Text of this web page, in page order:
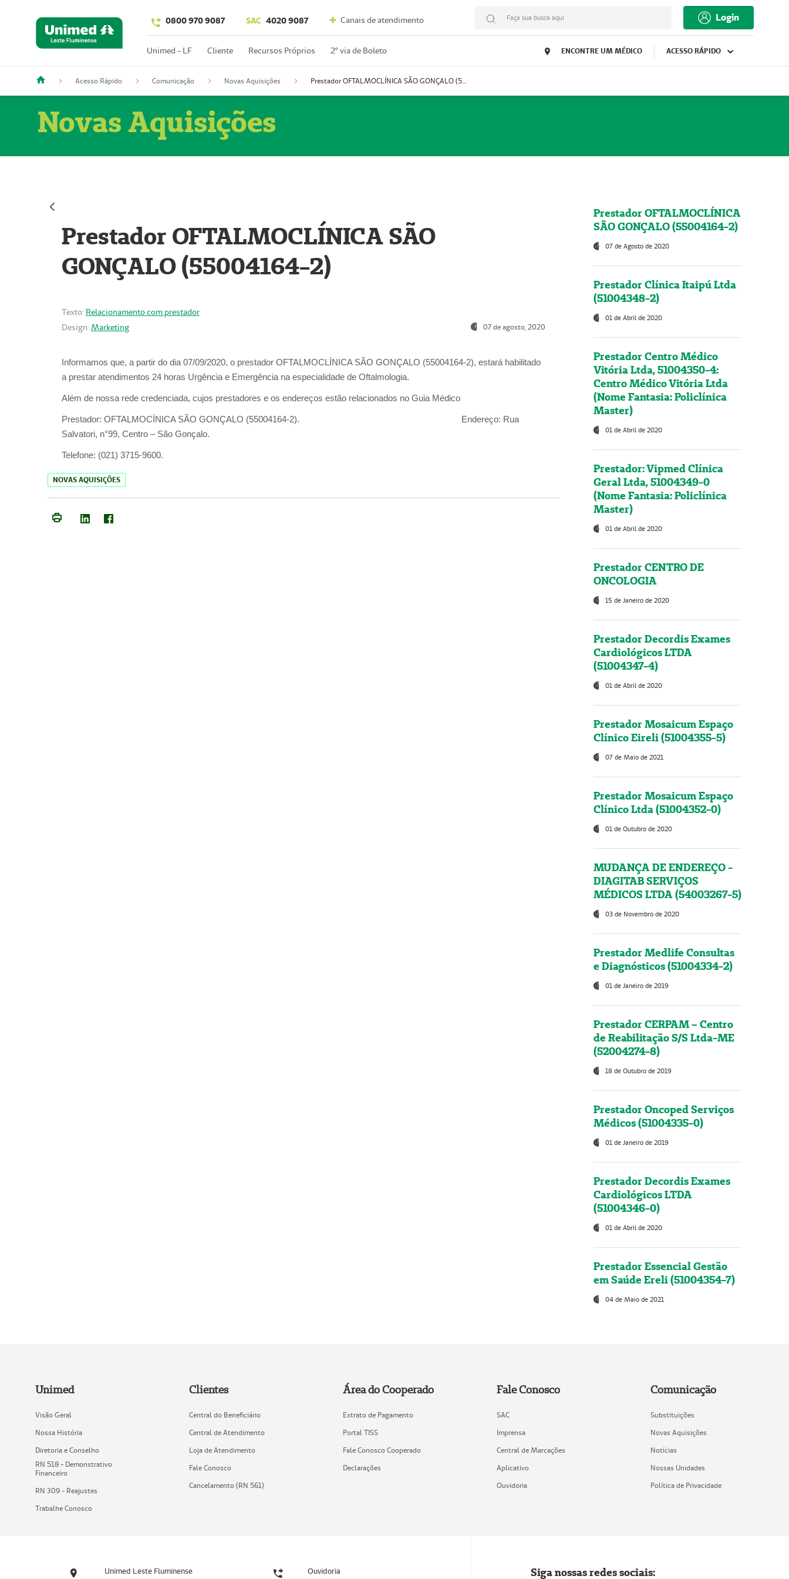
0800 970 9087 SAC 4020 9087 Canais de atendimento Faça sua busca aqui Login
Unimed - LF Cliente Recursos Próprios 2º via de Boleto ENCONTRE UM MÉDICO ACESSO RÁPIDO
Acesso Rápido Comunicação Novas Aquisições Prestador OFTALMOCLÍNICA SÃO GONÇALO (55004164-2)
Novas Aquisições
Prestador OFTALMOCLÍNICA SÃO
GONÇALO (55004164-2)
Texto: Relacionamento com prestador
Design: Marketing 07 de agosto, 2020
Informamos que, a partir do dia 07/09/2020, o prestador OFTALMOCLÍNICA SÃO GONÇALO (55004164-2), estará habilitado
a prestar atendimentos 24 horas Urgência e Emergência na especialidade de Oftalmologia.
Além de nossa rede credenciada, cujos prestadores e os endereços estão relacionados no Guia Médico
Prestador: OFTALMOCÍNICA SÃO GONÇALO (55004164-2). Endereço: Rua
Salvatori, n°99, Centro – São Gonçalo.
Telefone: (021) 3715-9600.
NOVAS AQUISIÇÕES
Prestador OFTALMOCLÍNICA
SÃO GONÇALO (55004164-2)
07 de Agosto de 2020
Prestador Clínica Itaipú Ltda
(51004348-2)
01 de Abril de 2020
Prestador Centro Médico
Vitória Ltda, 51004350-4:
Centro Médico Vitória Ltda
(Nome Fantasia: Policlínica
Master)
01 de Abril de 2020
Prestador: Vipmed Clínica
Geral Ltda, 51004349-0
(Nome Fantasia: Policlínica
Master)
01 de Abril de 2020
Prestador CENTRO DE
ONCOLOGIA
15 de Janeiro de 2020
Prestador Decordis Exames
Cardiológicos LTDA
(51004347-4)
01 de Abril de 2020
Prestador Mosaicum Espaço
Clínico Eireli (51004355-5)
07 de Maio de 2021
Prestador Mosaicum Espaço
Clínico Ltda (51004352-0)
01 de Outubro de 2020
MUDANÇA DE ENDEREÇO -
DIAGITAB SERVIÇOS
MÉDICOS LTDA (54003267-5)
03 de Novembro de 2020
Prestador Medlife Consultas
e Diagnósticos (51004334-2)
01 de Janeiro de 2019
Prestador CERPAM – Centro
de Reabilitação S/S Ltda-ME
(52004274-8)
18 de Outubro de 2019
Prestador Oncoped Serviços
Médicos (51004335-0)
01 de Janeiro de 2019
Prestador Decordis Exames
Cardiológicos LTDA
(51004346-0)
01 de Abril de 2020
Prestador Essencial Gestão
em Saúde Ereli (51004354-7)
04 de Maio de 2021
Unimed
Visão Geral
Nossa História
Diretoria e Conselho
RN 518 - Demonstrativo
Financeiro
RN 309 - Reajustes
Trabalhe Conosco
Clientes
Central do Beneficiário
Central de Atendimento
Loja de Atendimento
Fale Conosco
Cancelamento (RN 561)
Área do Cooperado
Extrato de Pagamento
Portal TISS
Fale Conosco Cooperado
Declarações
Fale Conosco
SAC
Imprensa
Central de Marcações
Aplicativo
Ouvidoria
Comunicação
Substituições
Novas Aquisições
Notícias
Nossas Unidades
Política de Privacidade
Unimed Leste Fluminense Ouvidoria Siga nossas redes sociais: